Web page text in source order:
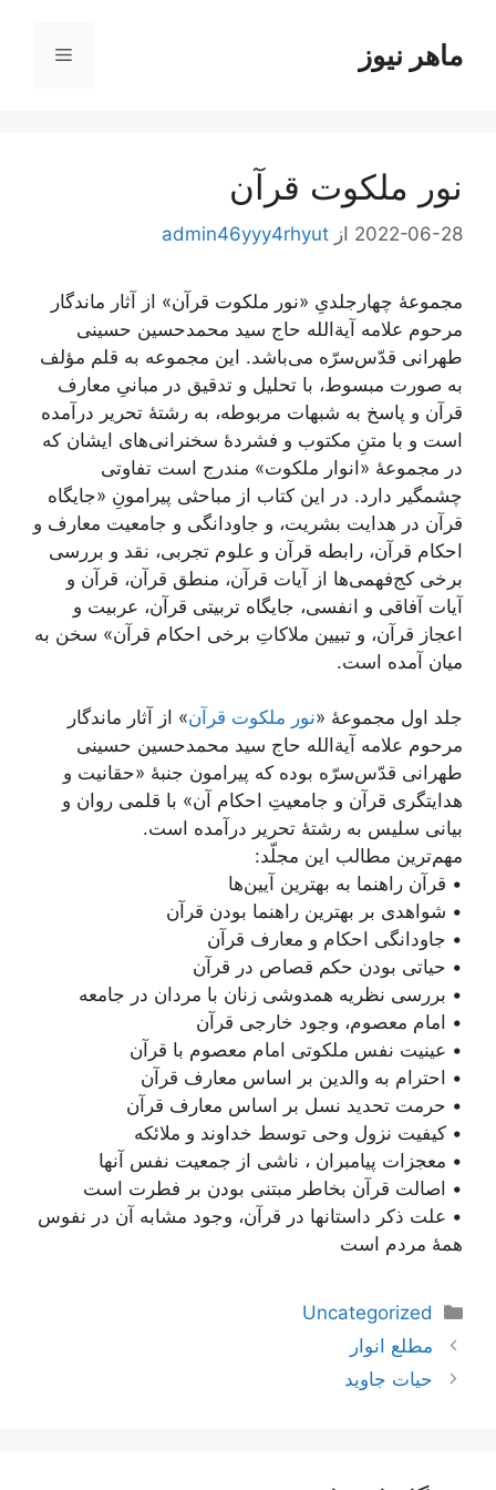
محتواماهر نیوز فهرست
نور ملکوت قرآن
2022-06-28 از admin46yyy4rhyut
مجموعۀ چهار‌جلدیِ «نور ملکوت قرآن» از آثار ماندگار
مرحوم علامه آیة‌الله حاج سید محمدحسین حسینی
طهرانی قدّس‌سرّه می‌باشد. این مجموعه به قلم مؤلف
به صورت مبسوط، با تحلیل و تدقیق در مبانیِ معارف
قرآن و پاسخ به شبهات مربوطه، به رشتۀ تحریر درآمده
است و با متنِ مکتوب و فشردۀ سخنرانی‌های ایشان که
در مجموعۀ «انوار ملکوت»‌ مندرج است تفاوتی
چشمگیر دارد. در این کتاب از مباحثی پیرامونِ «جایگاه
قرآن در هدایت بشریت، و جاودانگی و جامعیت معارف و
احکام قرآن، رابطه قرآن و علوم تجربی، نقد و بررسی
برخی کج‌فهمی‌ها از آیات قرآن، منطق قرآن، قرآن و
آیات آفاقی و انفسی، جایگاه تربیتی قرآن، عربیت و
اعجاز قرآن، و تبیین ملاکاتِ برخی احکام قرآن» سخن به
میان آمده است.
جلد اول مجموعۀ «نور ملکوت قرآن» از آثار ماندگار
مرحوم علامه آیة‌الله حاج سید محمدحسین حسینی
طهرانی قدّس‌سرّه بوده که پیرامون جنبۀ «حقانیت و
هدایتگری قرآن و جامعیتِ احکام آن» با قلمی روان و
بیانی سلیس به رشتۀ تحریر درآمده است.
مهم‌ترین مطالب این مجلّد:
• قرآن راهنما به بهترین آیین‌ها
• شواهدی بر بهترین راهنما بودن قرآن
• جاودانگی احکام و معارف قرآن
• حیاتی بودن حکم قصاص در قرآن
• بررسی نظریه همدوشی زنان با مردان در جامعه
• امام معصوم، وجود خارجی قرآن
• عینیت نفس ملکوتی امام معصوم با قرآن
• احترام به والدین بر اساس معارف قرآن
• حرمت تحدید نسل بر اساس معارف قرآن
• کیفیت نزول وحی توسط خداوند و ملائکه
• معجزات پیامبران ، ناشی از جمعیت نفس آنها
• اصالت قرآن بخاطر مبتنی بودن بر فطرت است
• علت ذکر داستانها در قرآن، وجود مشابه آن در نفوس
همۀ مردم است
دسته‌ها
Uncategorized
ناوبری
نوشته‌ها
مطلع انوار
حیات جاوید